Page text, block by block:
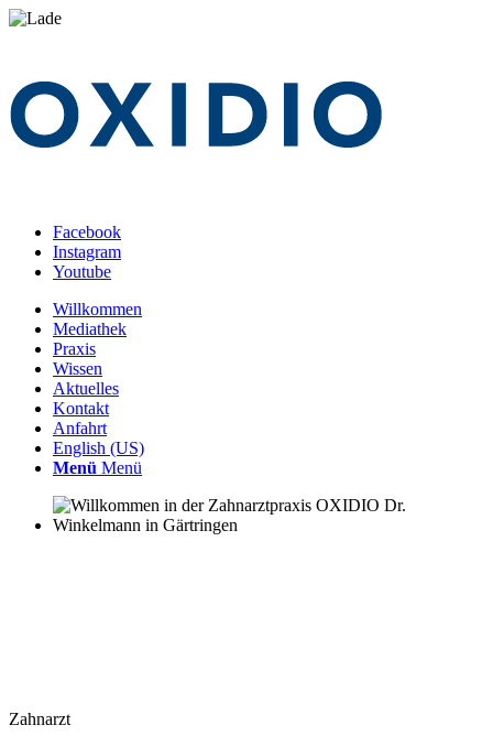
Facebook
Instagram
Youtube
Willkommen
Mediathek
Praxis
Wissen
Aktuelles
Kontakt
Anfahrt
English (US)
Menü Menü
Zahnarzt